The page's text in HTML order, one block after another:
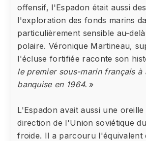
offensif, l'Espadon était aussi
l'exploration des fonds marins
particulièrement sensible au-
polaire. Véronique Martineau,
l'écluse fortifiée raconte son
le premier sous-marin français à
banquise en 1964. »
L'Espadon avait aussi une
direction de l'Union soviétique
froide. Il a parcouru l'équivalent